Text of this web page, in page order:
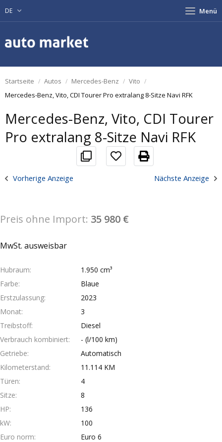
DE Menü
Startseite Autos Mercedes-Benz
Vito
Mercedes-Benz, Vito, CDI Tourer Pro extralang 8-Sitze Navi RFK
Mercedes-Benz, Vito, CDI Tourer
Pro extralang 8-Sitze Navi RFK
Vorherige Anzeige Nächste Anzeige
Preis ohne Import: 35 980 €
MwSt. ausweisbar
Hubraum
1.950 cm³
Farbe
Blaue
Erstzulassung
2023
Monat
3
Treibstoff
Diesel
Verbrauch kombiniert
- (l/100 km)
Getriebe
Automatisch
Kilometerstand
11.114 KM
Türen
4
Sitze
8
HP
136
kW
100
Euro norm
Euro 6